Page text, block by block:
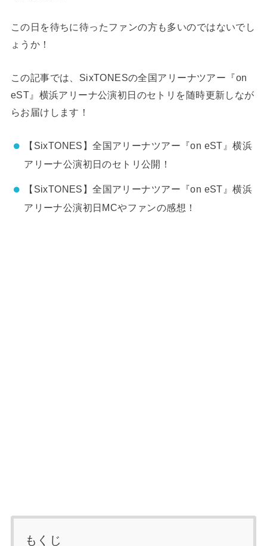
この日を待ちに待ったファンの方も多いのではないでし
ょうか！
この記事では、SixTONESの全国アリーナツアー『on
eST』横浜アリーナ公演初日のセトリを随時更新しなが
らお届けします！
【SixTONES】全国アリーナツアー『on eST』横浜
アリーナ公演初日のセトリ公開！
【SixTONES】全国アリーナツアー『on eST』横浜
アリーナ公演初日MCやファンの感想！
もくじ